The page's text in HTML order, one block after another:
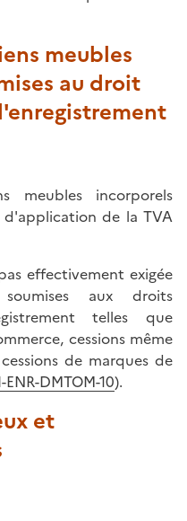
meubles
au droit
meubles incorporels
de la TVA
effectivement exigée
aux droits
telles que
cessions même
de marques de
ENR-DMTOM-10).
et